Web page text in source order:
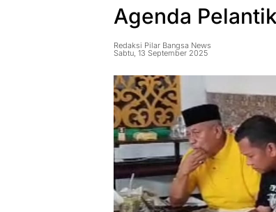
Agenda
Redaksi Pilar Bangsa News
Sabtu, 13 September 2025